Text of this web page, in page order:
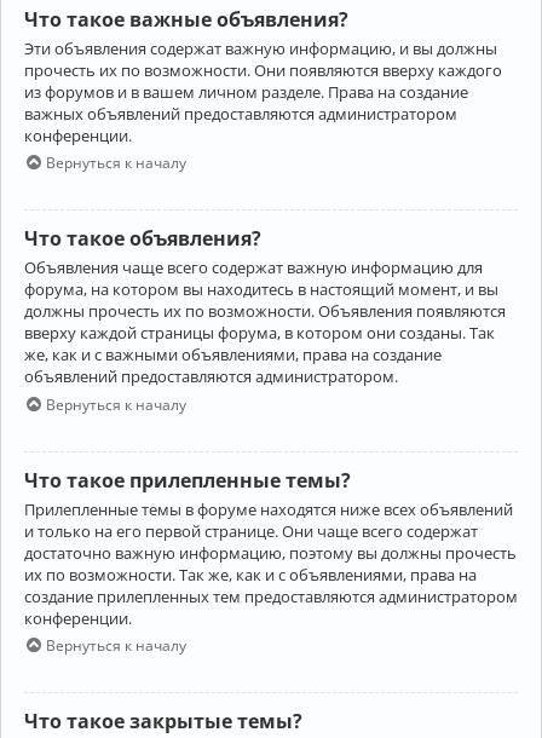
Что такое важные объявления?
Эти объявления содержат важную информацию, и вы должны
прочесть их по возможности. Они появляются вверху каждого
из форумов и в вашем личном разделе. Права на создание
важных объявлений предоставляются администратором
конференции.
Вернуться к началу
Что такое объявления?
Объявления чаще всего содержат важную информацию для
форума, на котором вы находитесь в настоящий момент, и вы
должны прочесть их по возможности. Объявления появляются
вверху каждой страницы форума, в котором они созданы. Так
же, как и с важными объявлениями, права на создание
объявлений предоставляются администратором.
Вернуться к началу
Что такое прилепленные темы?
Прилепленные темы в форуме находятся ниже всех объявлений
и только на его первой странице. Они чаще всего содержат
достаточно важную информацию, поэтому вы должны прочесть
их по возможности. Так же, как и с объявлениями, права на
создание прилепленных тем предоставляются администратором
конференции.
Вернуться к началу
Что такое закрытые темы?